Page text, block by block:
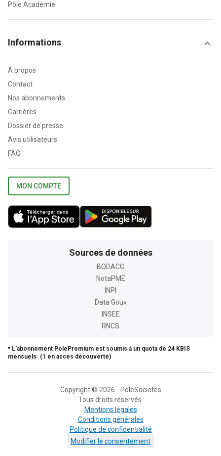
Pôle Académie
Informations
A propos
Contact
Nos abonnements
Carrières
Dossier de presse
Avis utilisateurs
FAQ
MON COMPTE
Sources de données
BODACC
NotaPME
INPI
Data Gouv
INSEE
RNCS
* L'abonnement PolePremium est soumis à un quota de 24 KBIS
mensuels. (1 en accès découverte)
Copyright © 2026 - PoleSocietes
Tous droits réservés.
Mentions légales
Conditions générales
Politique de confidentialité
Modifier le consentement